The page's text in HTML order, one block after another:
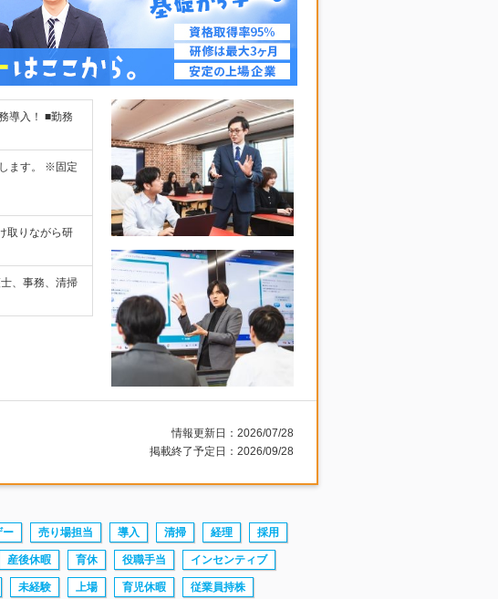
導入！ ■勤務
ます。 ※固定
取りながら研
、事務、清掃
情報更新日：2026/07/28
掲載終了予定日：2026/09/28
ー 売り場担当 導入 清掃 経理 採用
産後休暇 育休 役職手当 インセンティブ
未経験 上場 育児休暇 従業員持株